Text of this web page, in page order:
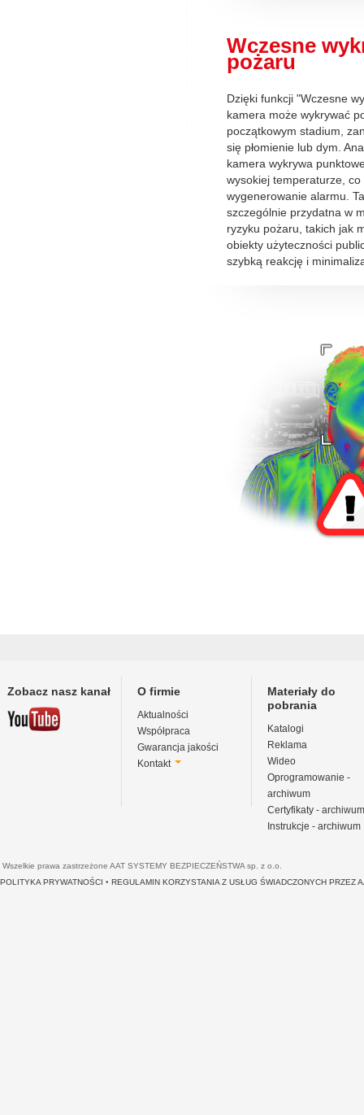
Wczesne
pożaru
Dzięki funkcji "Wczesne
kamera może wykrywać
początkowym stadium,
się płomienie lub dym.
kamera wykrywa
wysokiej temperaturze,
wygenerowanie alarmu.
szczególnie przydatna w
ryzyku pożaru, takich jak
obiekty użyteczności
szybką reakcję i
Zobacz nasz kanał O firmie
Aktualności
Współpraca
Gwarancja jakości
Kontakt
Materiały do
pobrania
Katalogi
Reklama
Wideo
Oprogramowanie -
archiwum
Certyfikaty - archiwum
Instrukcje - archiwum
Wszelkie prawa zastrzeżone AAT SYSTEMY BEZPIECZEŃSTWA sp. z o.o.
POLITYKA PRYWATNOŚCI • REGULAMIN KORZYSTANIA Z USŁUG ŚWIADCZONYCH PRZEZ